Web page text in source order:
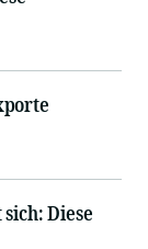
Diese